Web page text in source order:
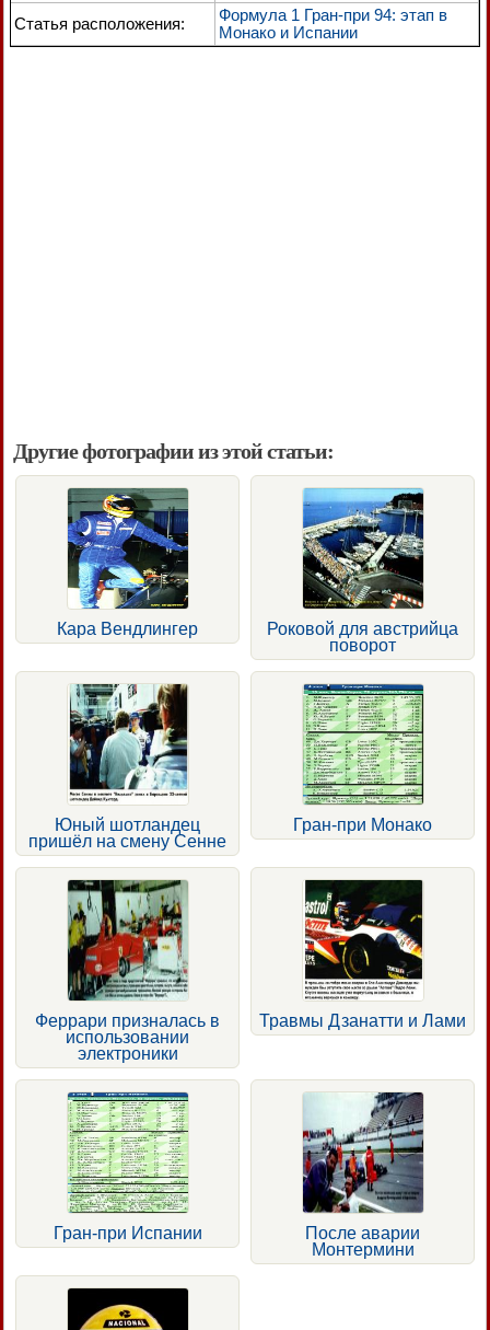
Статья расположения:
Формула 1 Гран-при 94: этап в
Монако и Испании
Другие фотографии из этой статьи:
Кара Вендлингер
Роковой для австрийца
поворот
Юный шотландец
пришёл на смену Сенне
Гран-при Монако
Феррари призналась в
использовании
электроники
Травмы Дзанатти и Лами
Гран-при Испании
После аварии
Монтермини